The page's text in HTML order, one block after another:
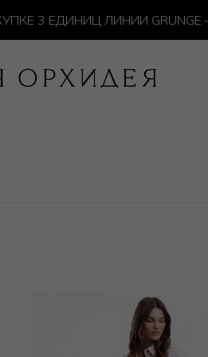
ЕДИНИЦ ЛИНИИ GRUNGE —